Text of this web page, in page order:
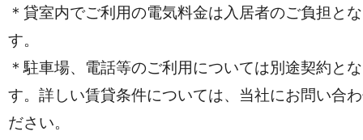
＊貸室内でご利用の電気料金は入居者のご負担と
す。
＊駐車場、電話等のご利用については別途契約と
す。詳しい賃貸条件については、当社にお問い合
ださい。